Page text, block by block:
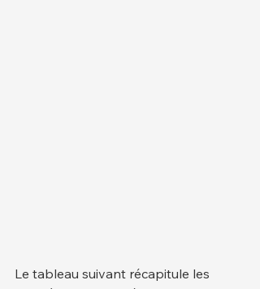
Le tableau suivant récapitule les